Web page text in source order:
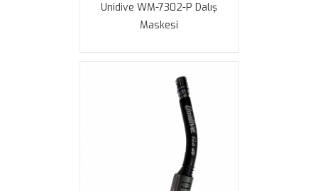
Unidive WM-7302-P Dalış
Maskesi